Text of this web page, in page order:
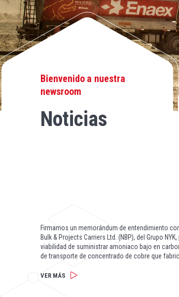
Bienvenido a nuestra
newsroom
Noticias
Firmamos un memorándum de entendimiento
Bulk & Projects Carriers Ltd. (NBP), del Grupo
viabilidad de suministrar amoniaco bajo en
de transporte de concentrado de cobre que
VER MÁS